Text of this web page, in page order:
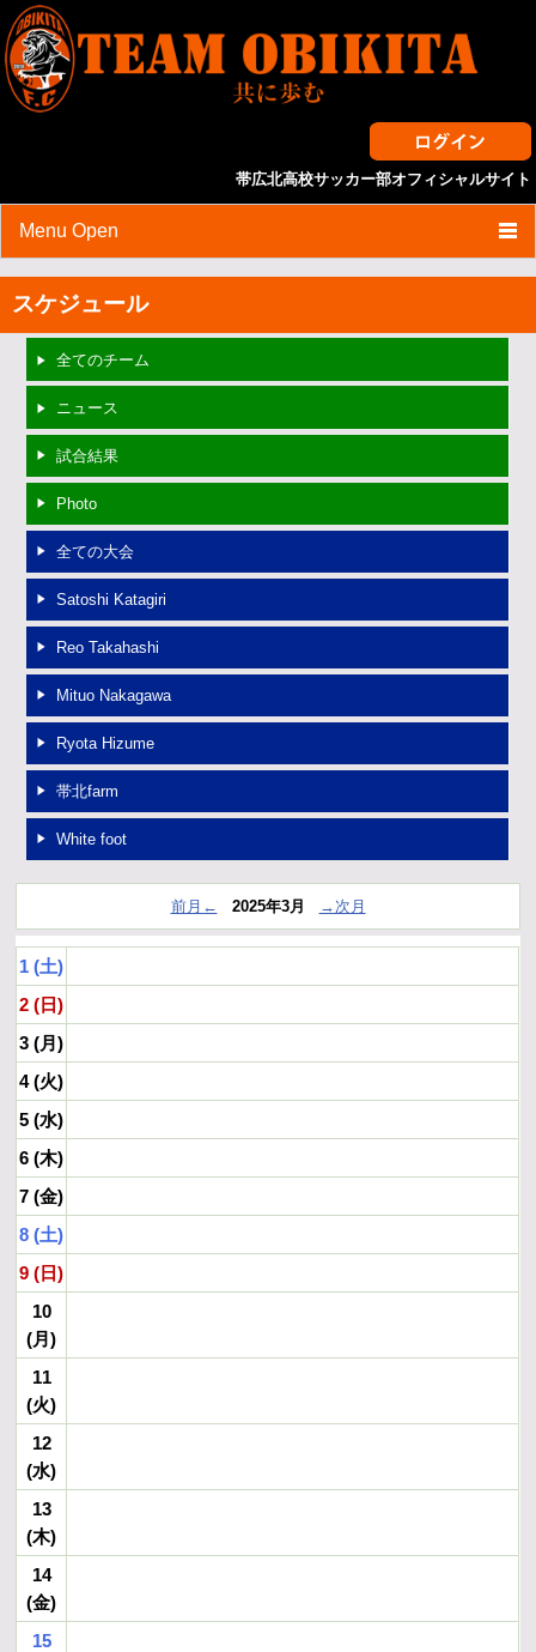
帯広北高校サッカー部オフィシャルサイト
Menu Open
HOME
スケジュール
試合結果
ニュース
選手・スタッフ紹介
スタッフブログ
OB進路実績
リンク
スケジュール
全てのチーム
ニュース
試合結果
Photo
全ての大会
Satoshi Katagiri
Reo Takahashi
Mituo Nakagawa
Ryota Hizume
帯北farm
White foot
前月← 2025年3月 →次月
1 (土)
2 (日)
3 (月)
4 (火)
5 (水)
6 (木)
7 (金)
8 (土)
9 (日)
10
(月)
11
(火)
12
(水)
13
(木)
14
(金)
15